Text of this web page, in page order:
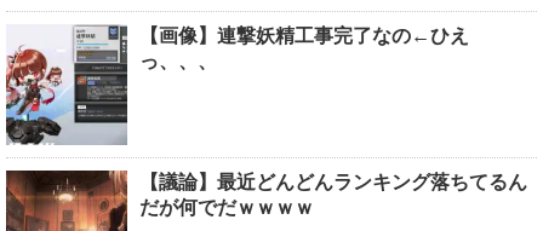
【画像】連撃妖精工事完了なの←ひえ
っ、、、
【議論】最近どんどんランキング落ちてるん
だが何でだｗｗｗｗ